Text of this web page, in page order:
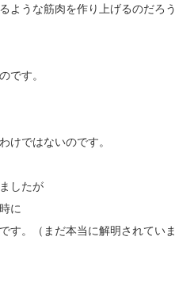
ような筋肉を作り上げるのだろう
です。
けではないのです。
したが
に
す。（まだ本当に解明されていま